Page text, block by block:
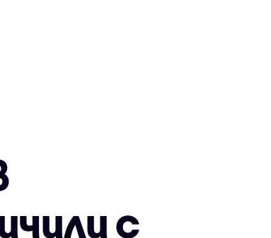
с